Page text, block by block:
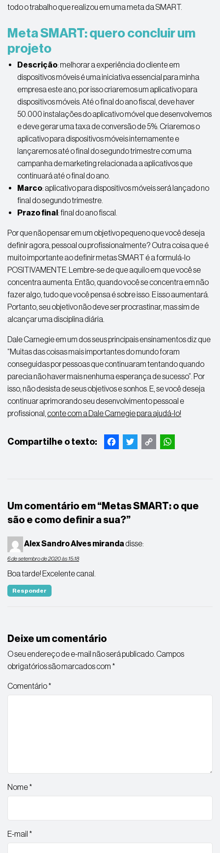
todo o trabalho que realizou em uma meta da SMART.
Meta SMART: quero concluir um
projeto
Descrição: melhorar a experiência do cliente em
dispositivos móveis é uma iniciativa essencial para minha
empresa este ano, por isso criaremos um aplicativo para
dispositivos móveis. Até o final do ano fiscal, deve haver
50.000 instalações do aplicativo móvel que desenvolvemos
e deve gerar uma taxa de conversão de 5%. Criaremos o
aplicativo para dispositivos móveis internamente e
lançaremos até o final do segundo trimestre com uma
campanha de marketing relacionada a aplicativos que
continuará até o final do ano.
Marco: aplicativo para dispositivos móveis será lançado no
final do segundo trimestre.
Prazo final: final do ano fiscal.
Por que não pensar em um objetivo pequeno que você deseja
definir agora, pessoal ou profissionalmente? Outra coisa que é
muito importante ao definir metas SMART é a formulá-lo
POSITIVAMENTE. Lembre-se de que aquilo em que você se
concentra aumenta. Então, quando você se concentra em não
fazer algo, tudo que você pensa é sobre isso. E isso aumentará.
Portanto, seu objetivo não deve ser procrastinar, mas sim de
alcançar uma disciplina diária.
Dale Carnegie em um dos seus principais ensinamentos diz que
“Muitas das coisas mais importantes do mundo foram
conseguidas por pessoas que continuaram tentando quando
parecia não haver mais nenhuma esperança de sucesso”. Por
isso, não desista de seus objetivos e sonhos. E, se você deseja
continuar aprimorando seu desenvolvimento pessoal e
profissional, conte com a Dale Carnegie para ajudá-lo!
FacebookTwitterCopy
WhatsApp
Um comentário em “Metas SMART: o que
são e como definir a sua?”
Alex Sandro Alves mirandadisse:
6 de setembro de 2020 às 15:18
Boa tarde! Excelente canal.
Responder
Deixe um comentário
O seu endereço de e-mail não será publicado. Campos
obrigatórios são marcados com *
Comentário*
Nome*
E-mail *